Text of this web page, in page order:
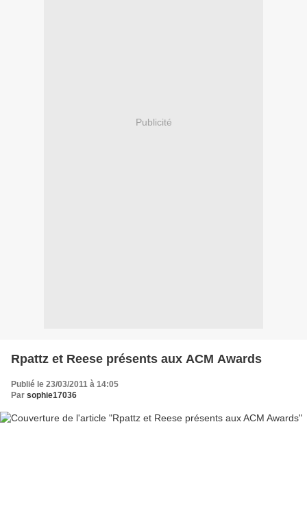
Publicité
Rpattz et Reese présents aux ACM Awards
Publié le 23/03/2011 à 14:05
Par sophie17036